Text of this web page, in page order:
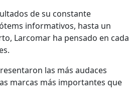
de su constante
informativos, hasta un
Larcomar ha pensado en cada
las más audaces
marcas más importantes que